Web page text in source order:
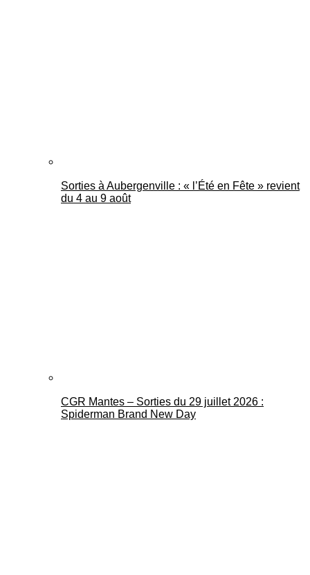
Sorties à Aubergenville : « l’Été en Fête » revient
du 4 au 9 août
CGR Mantes – Sorties du 29 juillet 2026 :
Spiderman Brand New Day